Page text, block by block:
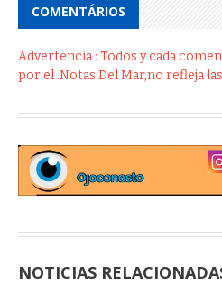
COMENTÁRIOS
Advertencia : Todos y cada
por el .Notas Del Mar,no refleja
NOTICIAS